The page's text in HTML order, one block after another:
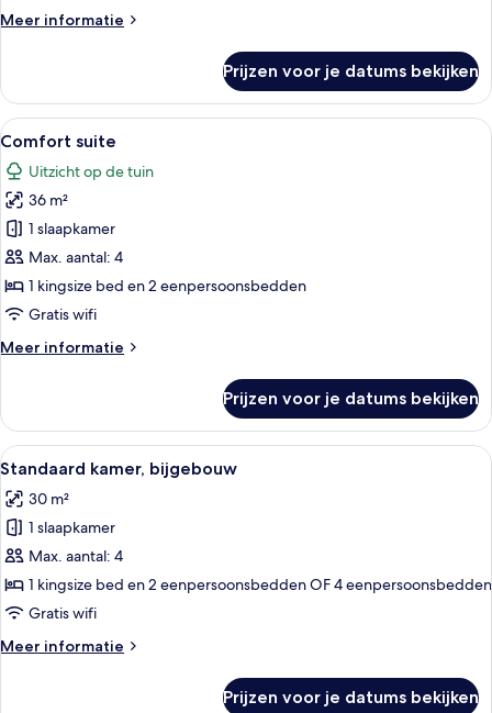
zee
Meer informatie
Meer
suite,
hot
tub,
uitzicht
op
zee
Prijzen voor je datums bekijken
Alle
foto's
voor
Comfort
suite
laden
Een hotelkamer met een bed,
12
Comfort suite
Uitzicht op de tuin
36 m²
1 slaapkamer
Max. aantal: 4
1 kingsize bed en 2 eenpersoonsbedden
Gratis wifi
Meer informatie
Meer
suite
Prijzen voor je datums bekijken
Alle
foto's
voor
Standaard
kamer,
bijgebouw
laden
Een hotelkamer met een bed,
14
Standaard kamer, bijgebouw
30 m²
1 slaapkamer
Max. aantal: 4
1 kingsize bed en 2 eenpersoonsbedden OF 4 eenpersoonsbedden
Gratis wifi
Meer informatie
Meer
Prijzen voor je datums bekijken